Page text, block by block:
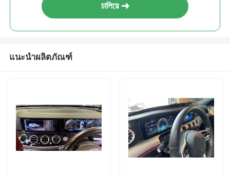
চালিয়ে
แนะนำผลิตภัณฑ์